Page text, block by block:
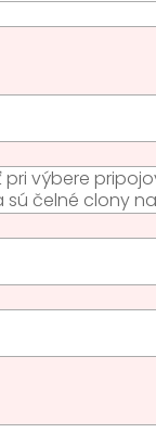
výbere
sú čelné clony